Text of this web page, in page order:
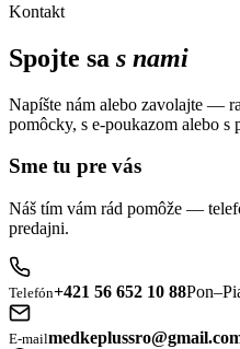
Kontakt
Spojte sa s nami
Napíšte nám alebo zavolajte —
pomôcky, s e-poukazom alebo s
Sme tu pre vás
Náš tím vám rád pomôže —
predajni.
Telefón+421 56 652 10 88
E-mail